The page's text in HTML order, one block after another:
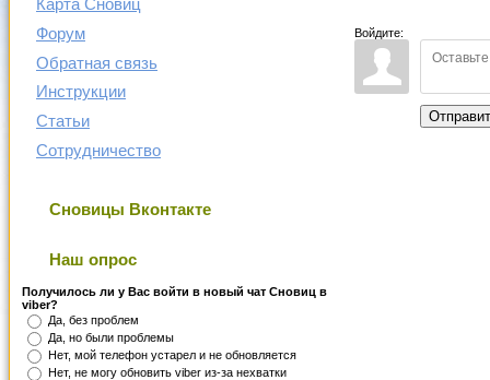
Карта Сновиц
Форум
Обратная связь
Инструкции
Статьи
Сотрудничество
Сновицы Вконтакте
Наш опрос
Получилось ли у Вас войти в новый чат Сновиц в
viber?
Да, без проблем
Да, но были проблемы
Нет, мой телефон устарел и не обновляется
Нет, не могу обновить viber из-за нехватки
Войдите: